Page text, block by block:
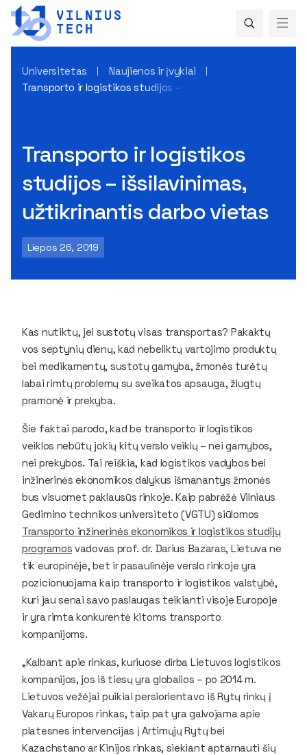
Universitetas
Naujienos ir įvykiai
Transporto ir logistikos studijos – išsilavinimas,
Transporto ir logistikos
studijos – išsilavinimas,
užtikrinantis darbo vietas
Liepos 26, 2019
Kas nutiktų, jei sustotų visas transportas? Pakaktų
vos septynių dienų, kad nebeliktų vartojimo produktų
bei medikamentų, sustotų gamyba, žmonės turėtų
labai rimtų problemų su sveikatos apsauga, žlugtų
pramonė ir prekyba.
Šie faktai parodo, kad be transporto ir logistikos
veiklos nebūtų jokių kitų verslo veiklų – nei gamybos,
nei prekybos. Tai reiškia, kad logistikos vadybos bei
inžinerinės ekonomikos dalykus išmanantys žmonės
bus visuomet paklausūs rinkoje. Kaip pabrėžė Vilniaus
Gedimino technikos universiteto (VGTU) siūlomos
Transporto inžinerinės ekonomikos ir logistikos studijų
programos vadovas prof. dr. Darius Bazaras, Lietuva ne
tik europinėje, bet ir pasaulinėje verslo rinkoje yra
pozicionuojama kaip transporto ir logistikos valstybė,
kuri jau senai savo paslaugas teikianti visoje Europoje
ir yra rimta konkurentė kitoms transporto
kompanijoms.
„Kalbant apie rinkas, kuriuose dirba Lietuvos logistikos
kompanijos, jos iš tiesų yra globalios – po 2014 m.
Lietuvos vežėjai puikiai persiorientavo iš Rytų rinkų į
Vakarų Europos rinkas, taip pat yra galvojama apie
platesnes intervencijas į Artimųjų Rytų bei
Kazachstano ar Kinijos rinkas, siekiant aptarnauti šių